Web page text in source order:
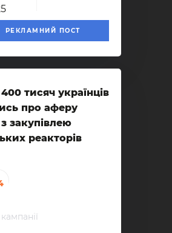
РЕКЛАМНИЙ ПОСТ
тисяч українців
про аферу
закупівлею
реакторів